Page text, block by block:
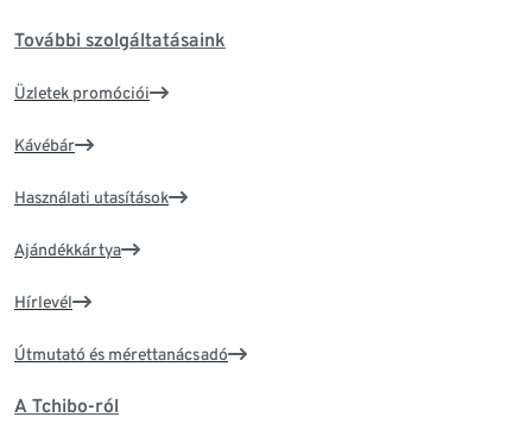
További szolgáltatásaink
Üzletek promóciói
Kávébár
Használati utasítások
Ajándékkártya
Hírlevél
Útmutató és mérettanácsadó
A Tchibo-ról